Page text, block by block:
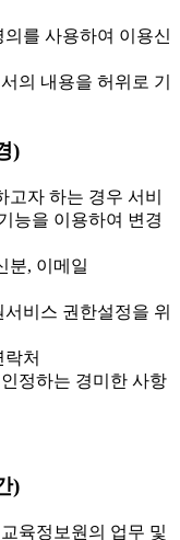
의를 사용하여 이용신
의 내용을 허위로 기
)
자 하는 경우 서비
능을 이용하여 변경
분, 이메일
비스 권한설정을 위
처
정하는 경미한 사항
)
육정보원의 업무 및